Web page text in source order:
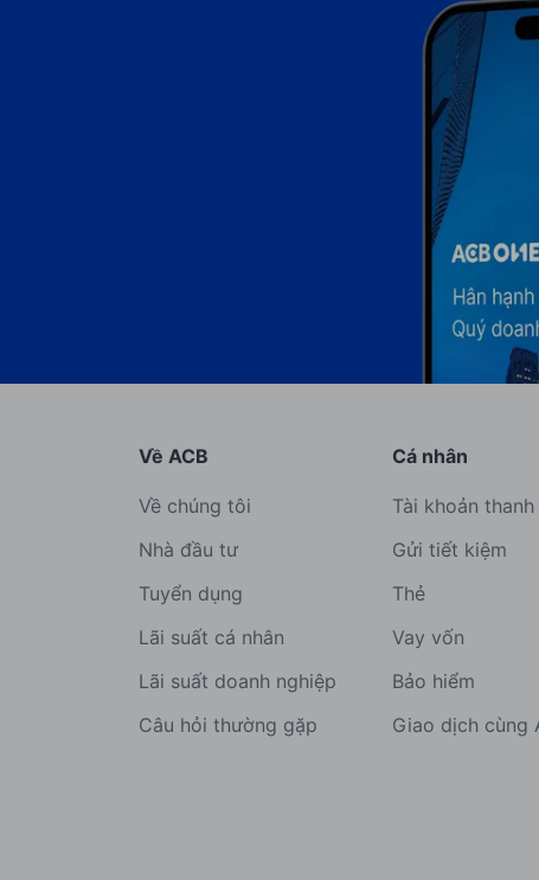
Về ACB
Về chúng tôi
Nhà đầu tư
Tuyển dụng
Lãi suất cá nhân
Lãi suất doanh nghiệp
Câu hỏi thường gặp
Cá nhân
Tài khoản
Gửi tiết kiệm
Thẻ
Vay vốn
Bảo hiểm
Giao dịch cùng